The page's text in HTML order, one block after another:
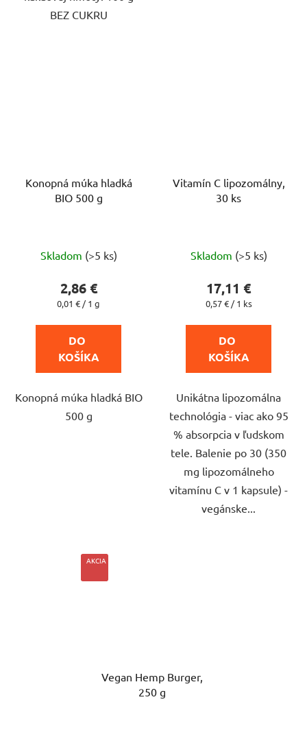
BEZ CUKRU
Konopná múka hladká
BIO 500 g
hodnotenie
produktu
je
z
5
hviezdičiek.
Skladom (>5 ks)
2,86 €
Jednotková
0,01 € / 1 g
DO
KOŠÍKA
Konopná múka hladká BIO
500 g
Vitamín C lipozomálny,
30 ks
hodnotenie
produktu
je
z
5
hviezdičiek.
Skladom (>5 ks)
17,11 €
Jednotková
0,57 € / 1 ks
DO
KOŠÍKA
Unikátna lipozomálna
technológia - viac ako 95
% absorpcia v ľudskom
tele. Balenie po 30 (350
mg lipozomálneho
vitamínu C v 1 kapsule) -
vegánske...
AKCIA
Vegan Hemp Burger,
250 g